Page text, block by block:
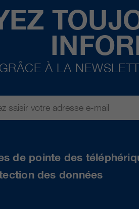
GRÂCE À LA
de pointe des
des données